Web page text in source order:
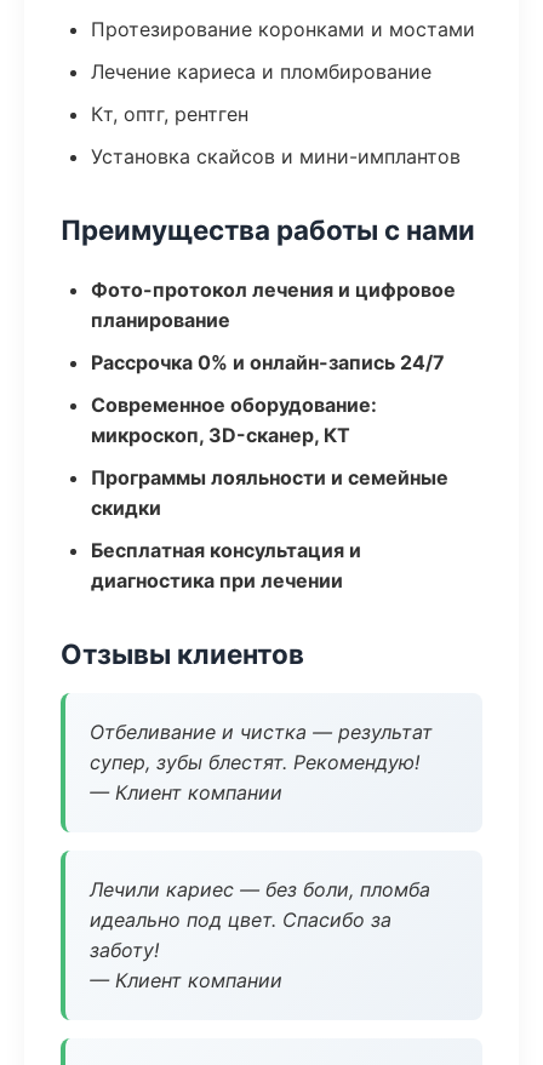
Протезирование коронками и мостами
Лечение кариеса и пломбирование
Кт, оптг, рентген
Установка скайсов и мини-имплантов
Преимущества работы с нами
Фото-протокол лечения и цифровое
планирование
Рассрочка 0% и онлайн-запись 24/7
Современное оборудование:
микроскоп, 3D-сканер, КТ
Программы лояльности и семейные
скидки
Бесплатная консультация и
диагностика при лечении
Отзывы клиентов
Отбеливание и чистка — результат
супер, зубы блестят. Рекомендую!
— Клиент компании
Лечили кариес — без боли, пломба
идеально под цвет. Спасибо за
заботу!
— Клиент компании